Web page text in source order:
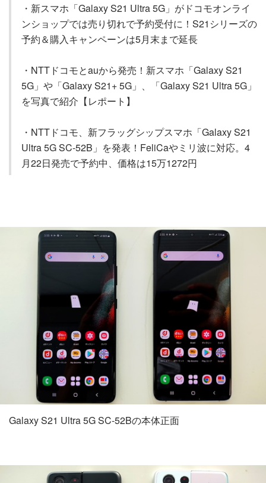
・新スマホ「Galaxy S21 Ultra 5G」がドコモオンライ
ンショップでは売り切れで予約受付に！S21シリーズの
予約＆購入キャンペーンは5月末まで延長
・NTTドコモとauから発売！新スマホ「Galaxy S21
5G」や「Galaxy S21+ 5G」、「Galaxy S21 Ultra 5G」
を写真で紹介【レポート】
・NTTドコモ、新フラッグシップスマホ「Galaxy S21
Ultra 5G SC-52B」を発表！FeliCaやミリ波に対応。4
月22日発売で予約中、価格は15万1272円
Galaxy S21 Ultra 5G SC-52Bの本体正面